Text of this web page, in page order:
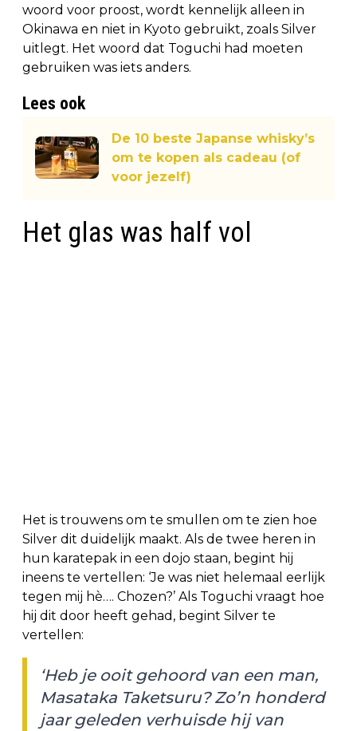
woord voor proost, wordt kennelijk alleen in
Okinawa en niet in Kyoto gebruikt, zoals Silver
uitlegt. Het woord dat Toguchi had moeten
gebruiken was iets anders.
Lees ook
De 10 beste Japanse whisky’s
om te kopen als cadeau (of
voor jezelf)
Het glas was half vol
Het is trouwens om te smullen om te zien hoe
Silver dit duidelijk maakt. Als de twee heren in
hun karatepak in een dojo staan, begint hij
ineens te vertellen: ‘Je was niet helemaal eerlijk
tegen mij hè…. Chozen?’ Als Toguchi vraagt hoe
hij dit door heeft gehad, begint Silver te
vertellen:
‘Heb je ooit gehoord van een man,
Masataka Taketsuru? Zo’n honderd
jaar geleden verhuisde hij van